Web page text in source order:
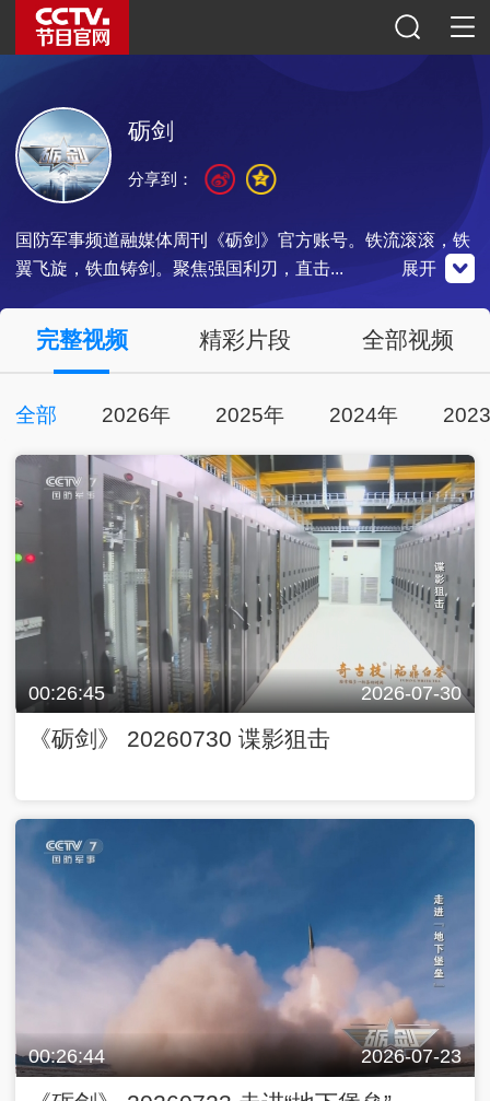
砺剑
国防军事频道融媒体周刊《砺剑》官方账号。铁流滚滚，铁
翼飞旋，铁血铸剑。聚焦强国利刃，直击...
官网微博
点击关注
微信公众号
扫一扫关注
央视影音
点击下载
展开
分享到：
完整视频 精彩片段 全部视频
全部 2026年 2025年 2024年
00:26:45 2026-07-30
《砺剑》 20260730 谍影狙击
00:26:44 2026-07-23